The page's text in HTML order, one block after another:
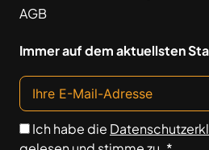
AGB
Immer auf dem aktuellsten
Ich habe die